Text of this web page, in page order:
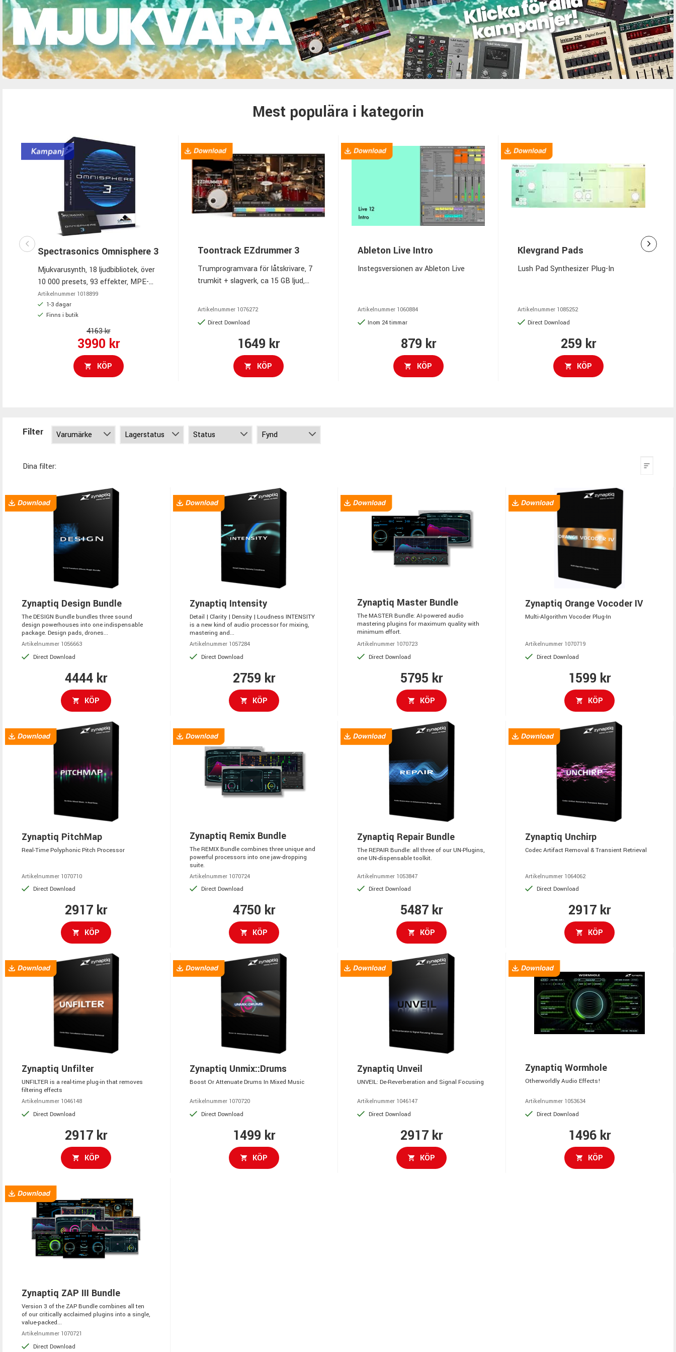
Mest populära i kategorin
Spectrasonics Omnisphere 3
Mjukvarusynth, 18 ljudbibliotek, över
10 000 presets, 93 effekter, MPE-
stöd, Quadzone-modulation. Alltid
senaste Versionen!!!
Artikelnummer 1018899
1-3 dagar
Finns i butik
4163 kr
3990 kr
KÖP
Toontrack EZdrummer 3
Trumprogramvara för låtskrivare, 7
trumkit + slagverk, ca 15 GB ljud,
och fills, MIDI-bibliotek, Song
Creator, grid editor, step sequencer,
Artikelnummer 1076272
Direct Download
1649 kr
KÖP
Ableton Live Intro
Instegsversionen av Ableton Live
Artikelnummer 1060884
Inom 24 timmar
879 kr
KÖP
Klevgrand Pads
Lush Pad Synthesizer Plug-In
Artikelnummer 1085252
Direct Download
259 kr
KÖP
Filter
Dina filter:
Zynaptiq Design Bundle
The DESIGN Bundle bundles three sound
design powerhouses into one indispensable
package. Design pads, drones...
Artikelnummer 1056663
Direct Download
4444 kr
KÖP
Zynaptiq Intensity
Detail | Clarity | Density | Loudness INTENSITY
is a new kind of audio processor for mixing,
mastering and...
Artikelnummer 1057284
Direct Download
2759 kr
KÖP
Zynaptiq Master Bundle
The MASTER Bundle: AI-powered audio
mastering plugins for maximum quality with
minimum effort.
Artikelnummer 1070723
Direct Download
5795 kr
KÖP
Zynaptiq Orange Vocoder IV
Multi-Algorithm Vocoder Plug-In
Artikelnummer 1070719
Direct Download
1599 kr
KÖP
Zynaptiq PitchMap
Real-Time Polyphonic Pitch Processor
Artikelnummer 1070710
Direct Download
2917 kr
KÖP
Zynaptiq Remix Bundle
The REMIX Bundle combines three unique and
powerful processors into one jaw-dropping
suite.
Artikelnummer 1070724
Direct Download
4750 kr
KÖP
Zynaptiq Repair Bundle
The REPAIR Bundle: all three of our UN-Plugins,
one UN-dispensable toolkit.
Artikelnummer 1053847
Direct Download
5487 kr
KÖP
Zynaptiq Unchirp
Codec Artifact Removal & Transient Retrieval
Artikelnummer 1064062
Direct Download
2917 kr
KÖP
Zynaptiq Unfilter
UNFILTER is a real-time plug-in that removes
filtering effects
Artikelnummer 1046148
Direct Download
2917 kr
KÖP
Zynaptiq Unmix::Drums
Boost Or Attenuate Drums In Mixed Music
Artikelnummer 1070720
Direct Download
1499 kr
KÖP
Zynaptiq Unveil
UNVEIL: De-Reverberation and Signal Focusing
Artikelnummer 1046147
Direct Download
2917 kr
KÖP
Zynaptiq Wormhole
Otherworldly Audio Effects!
Artikelnummer 1053634
Direct Download
1496 kr
KÖP
Zynaptiq ZAP III Bundle
Version 3 of the ZAP Bundle combines all ten
of our critically acclaimed plugins into a single,
value-packed...
Artikelnummer 1070721
Direct Download